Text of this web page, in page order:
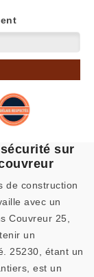
sur
de construction
avec un
Couvreur 25,
un
25230, étant un
est un